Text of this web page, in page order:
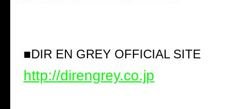
■DIR EN GREY OFFICIAL SITE
http://direngrey.co.jp